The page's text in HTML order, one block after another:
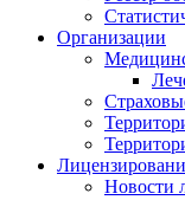
Организации
Новости